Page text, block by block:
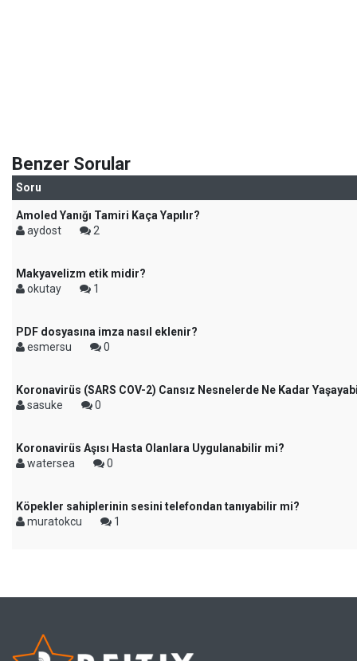
Benzer Sorular
Soru
Amoled Yanığı Tamiri Kaça Yapılır?
aydost
2
Makyavelizm etik midir?
okutay
1
PDF dosyasına imza nasıl eklenir?
esmersu
0
Koronavirüs (SARS COV-2) Cansız Nesnelerde Ne Kadar
sasuke
0
Koronavirüs Aşısı Hasta Olanlara Uygulanabilir mi?
watersea
0
Köpekler sahiplerinin sesini telefondan tanıyabilir mi?
muratokcu
1